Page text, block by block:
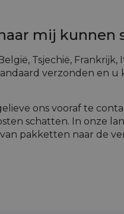
mij kunnen
Tsjechië, Frankrijk,
verzonden en
ons vooraf te
schatten. In onze
pakketten naar de